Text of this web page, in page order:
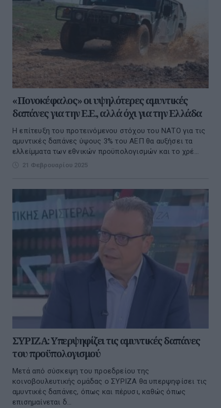
«Πονοκέφαλος» οι υψηλότερες αμυντικές
δαπάνες για την Ε.Ε., αλλά όχι για την Ελλάδα
Η επίτευξη του προτεινόμενου στόχου του ΝΑΤΟ για τις
αμυντικές δαπάνες ύψους 3% του ΑΕΠ θα αυξήσει τα
ελλείμματα των εθνικών προϋπολογισμών και το χρέ...
21 Φεβρουαρίου 2025
ΣΥΡΙΖΑ: Υπερψηφίζει τις αμυντικές δαπάνες
του προϋπολογισμού
Μετά από σύσκεψη του προεδρείου της
κοινοβουλευτικής ομάδας ο ΣΥΡΙΖΑ θα υπερψηφίσει τις
αμυντικές δαπάνες, όπως και πέρυσι, καθώς όπως
επισημαίνεται δ...